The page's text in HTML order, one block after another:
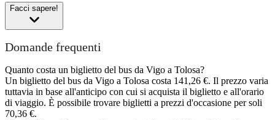
Facci sapere!
Domande frequenti
Quanto costa un biglietto del bus da Vigo a Tolosa?
Un biglietto del bus da Vigo a Tolosa costa 141,26 €. Il prezzo varia
tuttavia in base all'anticipo con cui si acquista il biglietto e all'orario
di viaggio. È possibile trovare biglietti a prezzi d'occasione per soli
70,36 €.